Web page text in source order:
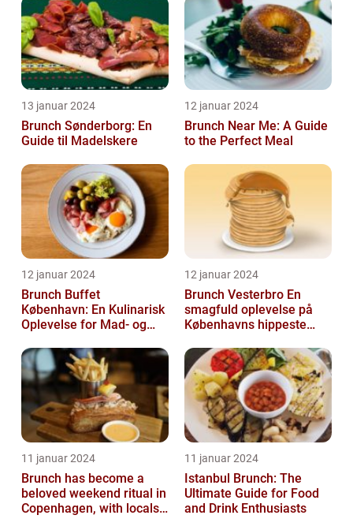
13 januar 2024
Brunch Sønderborg: En
Guide til Madelskere
12 januar 2024
Brunch Near Me: A Guide
to the Perfect Meal
12 januar 2024
Brunch Buffet
København: En Kulinarisk
Oplevelse for Mad- og
12 januar 2024
Brunch Vesterbro En
smagfuld oplevelse på
Københavns hippeste
11 januar 2024
Brunch has become a
beloved weekend ritual in
Copenhagen, with locals
11 januar 2024
Istanbul Brunch: The
Ultimate Guide for Food
and Drink Enthusiasts